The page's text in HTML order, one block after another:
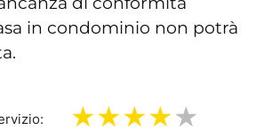
in condominio non potrà